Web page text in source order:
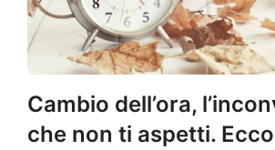
Cambio dell’ora,
che non ti aspetti.